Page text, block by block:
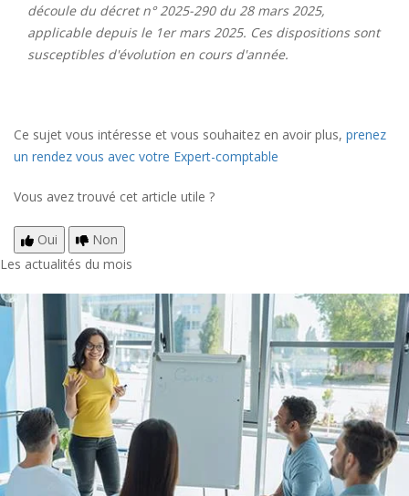
découle du décret n° 2025-290 du 28 mars 2025,
applicable depuis le 1er mars 2025. Ces dispositions sont
susceptibles d'évolution en cours d'année.
Ce sujet vous intéresse et vous souhaitez en avoir plus, prenez
un rendez vous avec votre Expert-comptable
Vous avez trouvé cet article utile ?
Oui
Non
Les actualités du mois